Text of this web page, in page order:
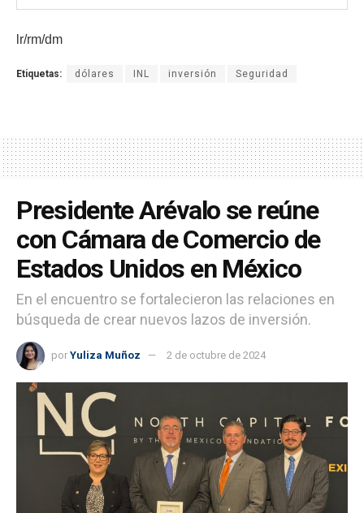
lr/rm/dm
Etiquetas: dólares INL inversión Seguridad
Presidente Arévalo se reúne
con Cámara de Comercio de
Estados Unidos en México
En el encuentro se fortalecieron las relaciones en
búsqueda de crear nuevos lazos de inversión.
por Yuliza Muñoz 2 de octubre de 2024